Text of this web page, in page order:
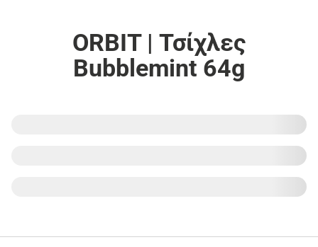
ORBIT | Τσίχλες
Bubblemint 64g